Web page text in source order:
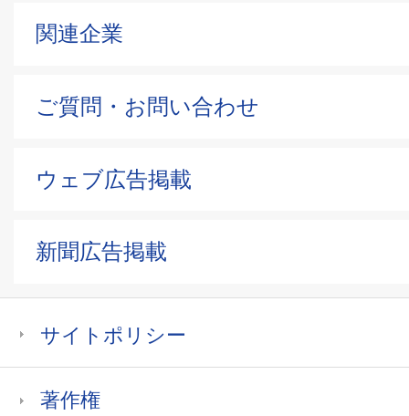
関連企業
ご質問・お問い合わせ
ウェブ広告掲載
新聞広告掲載
サイトポリシー
著作権